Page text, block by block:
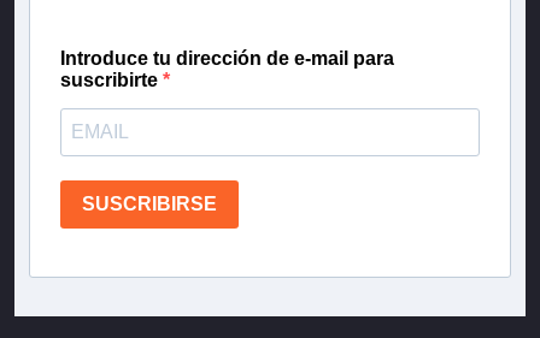
Introduce tu dirección de e-mail para
suscribirte
SUSCRIBIRSE